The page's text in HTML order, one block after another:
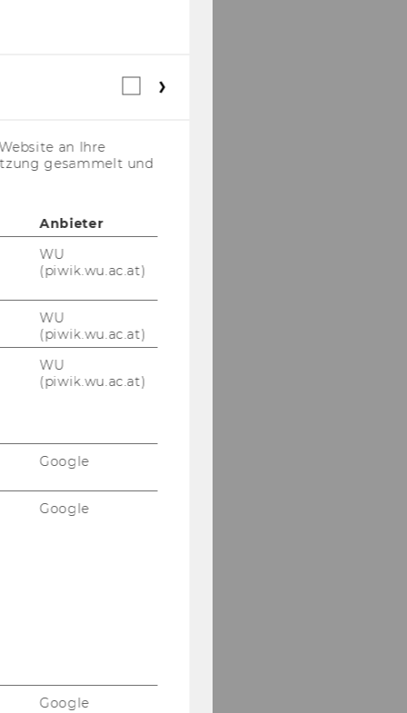
Webstatistik
an Ihre
gesammelt und
Anbieter
WU
(piwik.wu.ac.at)
WU
(piwik.wu.ac.at)
WU
(piwik.wu.ac.at)
Google
Google
Google